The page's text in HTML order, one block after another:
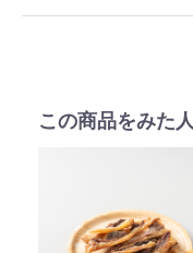
この商品をみた